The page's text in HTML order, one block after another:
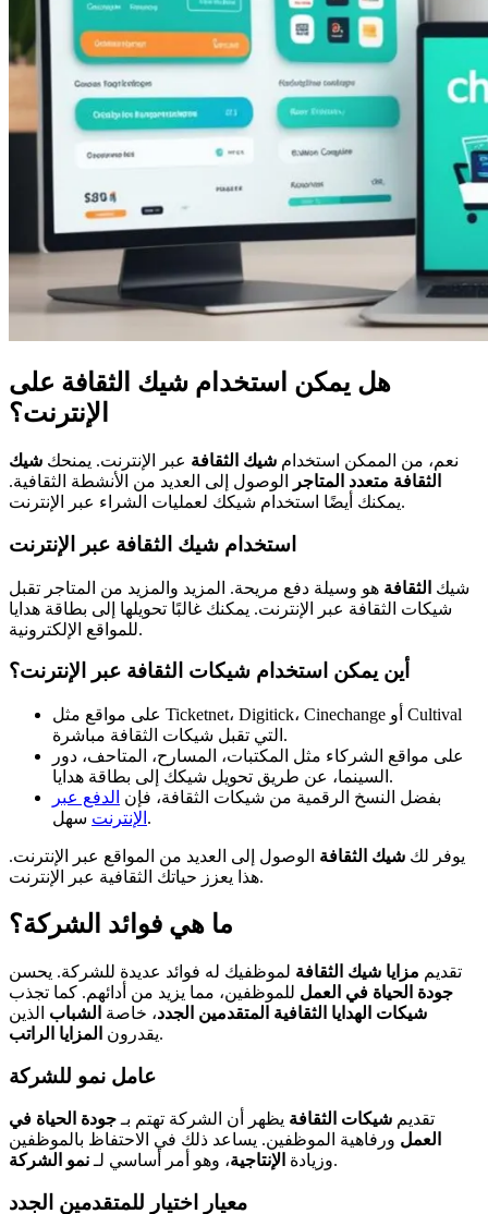
هل يمكن استخدام شيك الثقافة على
الإنترنت؟
نعم، من الممكن استخدام شيك الثقافة عبر الإنترنت. يمنحك شيك
الثقافة متعدد المتاجر
الوصول إلى العديد من الأنشطة الثقافية.
يمكنك أيضًا استخدام شيكك لعمليات الشراء عبر الإنترنت.
استخدام شيك الثقافة عبر الإنترنت
شيك الثقافة هو وسيلة دفع مريحة. المزيد والمزيد من المتاجر تقبل
شيكات الثقافة عبر الإنترنت. يمكنك غالبًا تحويلها إلى بطاقة هدايا
للمواقع الإلكترونية.
أين يمكن استخدام شيكات الثقافة عبر الإنترنت؟
على مواقع مثل Ticketnet، Digitick، Cinechange أو Cultival
التي تقبل شيكات الثقافة مباشرة.
على مواقع الشركاء مثل المكتبات، المسارح، المتاحف، دور
السينما، عن طريق تحويل شيكك إلى بطاقة هدايا.
بفضل النسخ الرقمية من شيكات الثقافة، فإن الدفع عبر
الإنترنت سهل.
يوفر لك شيك الثقافة الوصول إلى العديد من المواقع عبر الإنترنت.
هذا يعزز حياتك الثقافية عبر الإنترنت.
ما هي فوائد الشركة؟
تقديم مزايا شيك الثقافة لموظفيك له فوائد عديدة للشركة. يحسن
جودة الحياة في العمل للموظفين، مما يزيد من أدائهم. كما تجذب
شيكات الهدايا الثقافية المتقدمين الجدد، خاصة الشباب الذين
يقدرون المزايا الراتب .
عامل نمو للشركة
تقديم شيكات الثقافة يظهر أن الشركة تهتم بـ جودة الحياة في
العمل ورفاهية الموظفين. يساعد ذلك في الاحتفاظ بالموظفين
وزيادة الإنتاجية، وهو أمر أساسي لـ نمو الشركة .
معيار اختيار للمتقدمين الجدد